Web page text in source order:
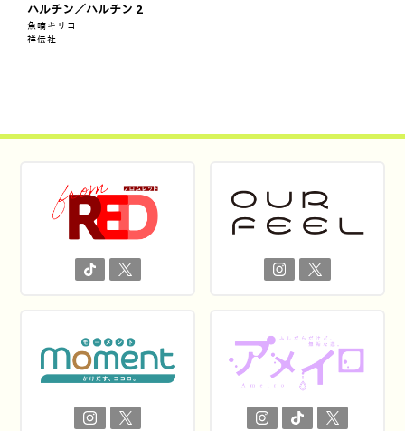
ハルチン／ハルチン 2
魚喃キリコ
祥伝社